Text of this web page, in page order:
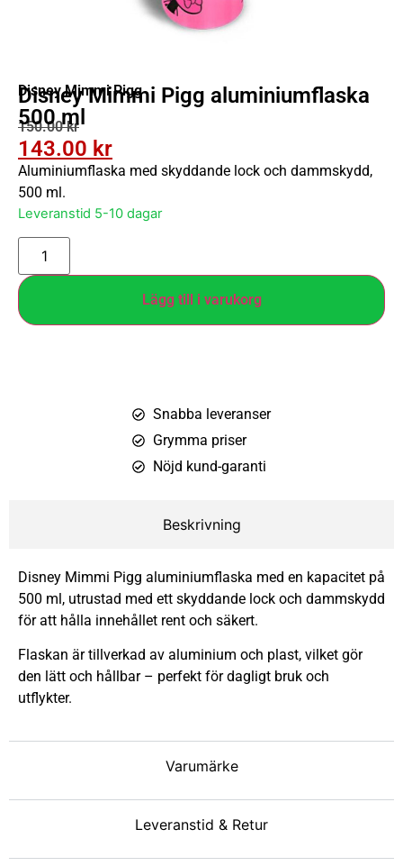
Disney Mimmi Pigg
Disney Mimmi Pigg aluminiumflaska
500 ml
150.00kr
143.00 kr
Aluminiumflaska med skyddande lock och dammskydd,
500 ml.
Leveranstid 5-10 dagar
Lägg till i varukorg
Snabba leveranser
Grymma priser
Nöjd kund-garanti
Beskrivning
Varumärke
Leveranstid & Retur
Disney Mimmi Pigg aluminiumflaska med en kapacitet på
500 ml, utrustad med ett skyddande lock och dammskydd
för att hålla innehållet rent och säkert.
Flaskan är tillverkad av aluminium och plast, vilket gör
den lätt och hållbar – perfekt för dagligt bruk och
utflykter.